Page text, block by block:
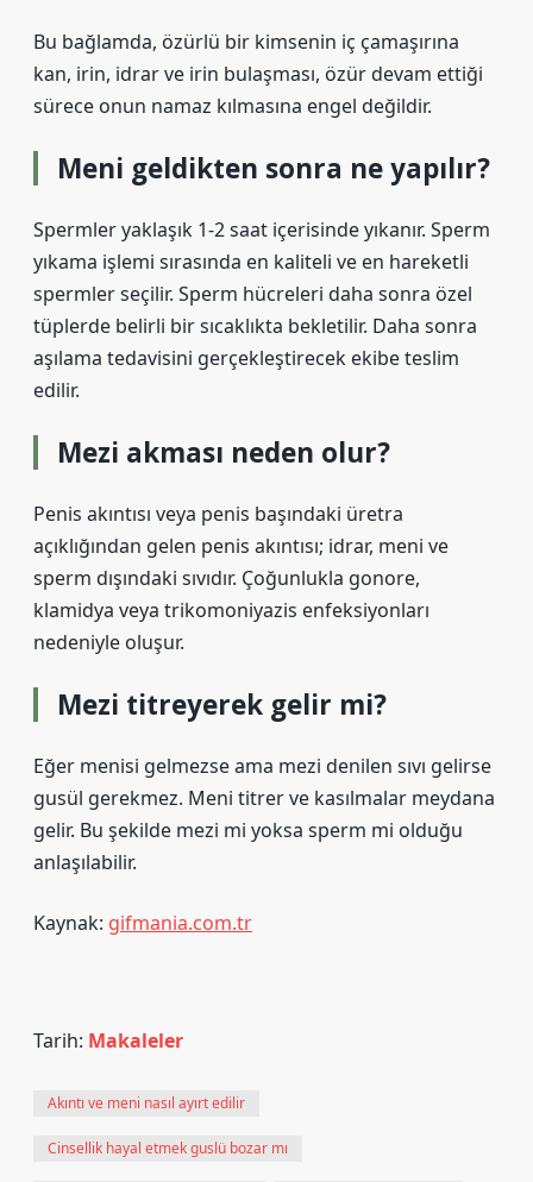
Bu bağlamda, özürlü bir kimsenin iç çamaşırına
kan, irin, idrar ve irin bulaşması, özür devam ettiği
sürece onun namaz kılmasına engel değildir.
Meni geldikten sonra ne yapılır?
Spermler yaklaşık 1-2 saat içerisinde yıkanır. Sperm
yıkama işlemi sırasında en kaliteli ve en hareketli
spermler seçilir. Sperm hücreleri daha sonra özel
tüplerde belirli bir sıcaklıkta bekletilir. Daha sonra
aşılama tedavisini gerçekleştirecek ekibe teslim
edilir.
Mezi akması neden olur?
Penis akıntısı veya penis başındaki üretra
açıklığından gelen penis akıntısı; idrar, meni ve
sperm dışındaki sıvıdır. Çoğunlukla gonore,
klamidya veya trikomoniyazis enfeksiyonları
nedeniyle oluşur.
Mezi titreyerek gelir mi?
Eğer menisi gelmezse ama mezi denilen sıvı gelirse
gusül gerekmez. Meni titrer ve kasılmalar meydana
gelir. Bu şekilde mezi mi yoksa sperm mi olduğu
anlaşılabilir.
Kaynak: gifmania.com.tr
Tarih: Makaleler
Akıntı ve meni nasıl ayırt edilir
Cinsellik hayal etmek guslü bozar mı